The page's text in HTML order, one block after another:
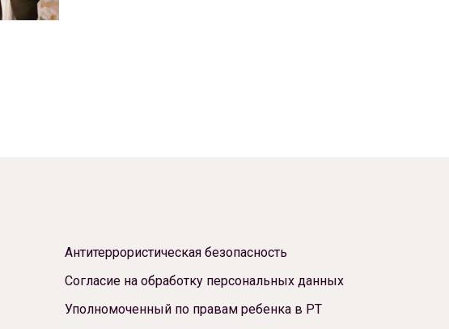
Антитеррористическая безопасность
Согласие на обработку персональных данных
Уполномоченный по правам ребенка в РТ